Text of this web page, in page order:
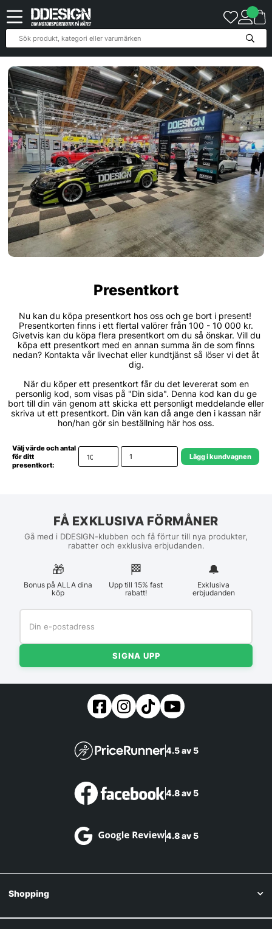
Presentkort
Nu kan du köpa presentkort hos oss och ge bort i present!
Presentkorten finns i ett flertal valörer från 100 - 10 000 kr.
Givetvis kan du köpa flera presentkort om du så önskar. Vill du
köpa ett presentkort med en annan summa än de som finns
nedan? Kontakta vår livechat eller kundtjänst så löser vi det åt
dig.
När du köper ett presentkort får du det levererat som en
personlig kod, som visas på "Din sida". Denna kod kan du ge
bort till din vän genom att skicka ett personligt meddelande eller
skriva ut ett presentkort. Din vän kan då ange den i kassan när
hon/han gör sin beställning här hos oss.
Välj värde och antal
för ditt
presentkort:
Lägg i kundvagnen
FÅ EXKLUSIVA FÖRMÅNER
Gå med i DDESIGN-klubben och få förtur till nya produkter,
rabatter och exklusiva erbjudanden.
🎁
Bonus på ALLA dina
köp
🏁︎
Upp till 15% fast
rabatt!
🔔
Exklusiva
erbjudanden
SIGNA UPP
4.5 av 5
4.8 av 5
4.8 av 5
Shopping